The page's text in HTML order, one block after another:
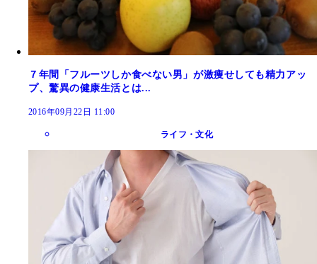
７年間「フルーツしか食べない男」が激痩せしても精力アッ
プ、驚異の健康生活とは...
2016年09月22日 11:00
ライフ・文化